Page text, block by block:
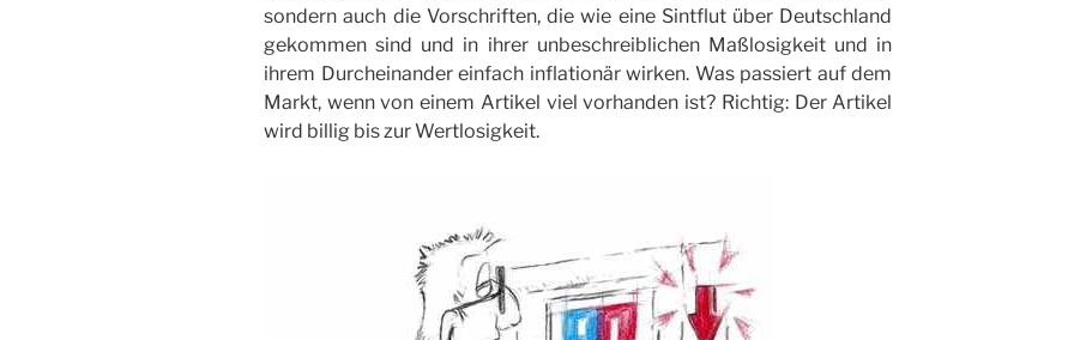
sondern auch die Vorschriften, die wie eine Sintflut über Deutschland
gekommen sind und in ihrer unbeschreiblichen Maßlosigkeit und in
ihrem Durcheinander einfach inflationär wirken. Was passiert auf dem
Markt, wenn von einem Artikel viel vorhanden ist? Richtig: Der Artikel
wird billig bis zur Wertlosigkeit.